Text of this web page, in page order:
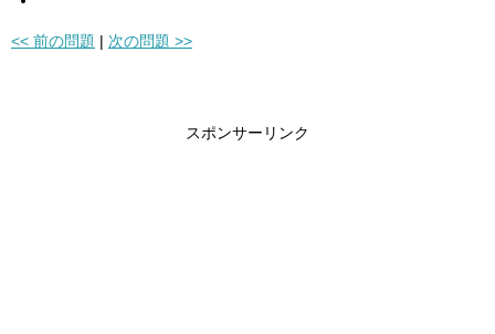
<< 前の問題 | 次の問題 >>
スポンサーリンク